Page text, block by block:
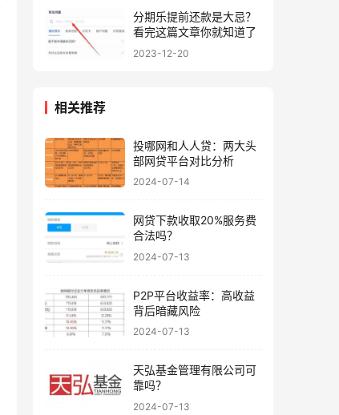
分期乐提前还款是大忌？
看完这篇文章你就知道了
2023-12-20
相关推荐
投哪网和人人贷：两大头
部网贷平台对比分析
2024-07-14
网贷下款收取20%服务费
合法吗？
2024-07-13
P2P平台收益率：高收益
背后暗藏风险
2024-07-13
天弘基金管理有限公司可
靠吗？
2024-07-13